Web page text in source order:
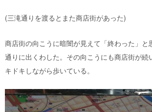
(三滝通りを渡るとまた商店街があった)
商店街の向こうに暗闇が見えて「終わった」と
通りに出くわした。その向こうにも商店街が続
キドキしながら歩いている。